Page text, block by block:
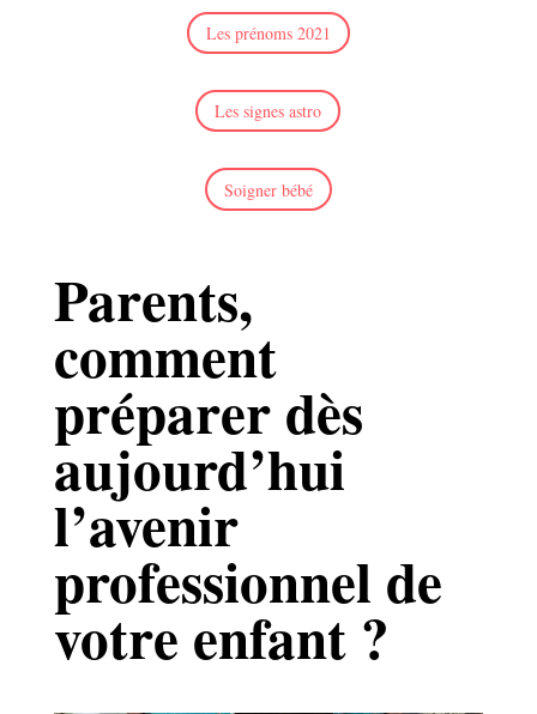
Les prénoms 2021
Les signes astro
Soigner bébé
Parents,
comment
préparer dès
aujourd’hui
l’avenir
professionnel de
votre enfant ?